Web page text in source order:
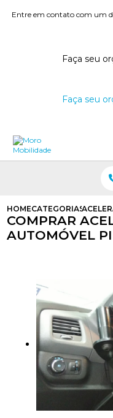
Entre em contato com um
Faça seu
Faça seu
HOMECATEGORIAS
COMPRAR
AUTOMÓVEL